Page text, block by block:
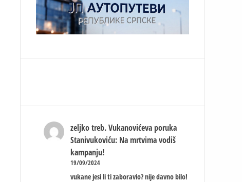
zeljko treb. Vukanovićeva poruka
Stanivukoviću: Na mrtvima vodiš
kampanju!
19/09/2024
vukane jesi li ti zaboravio? nije davno bilo!